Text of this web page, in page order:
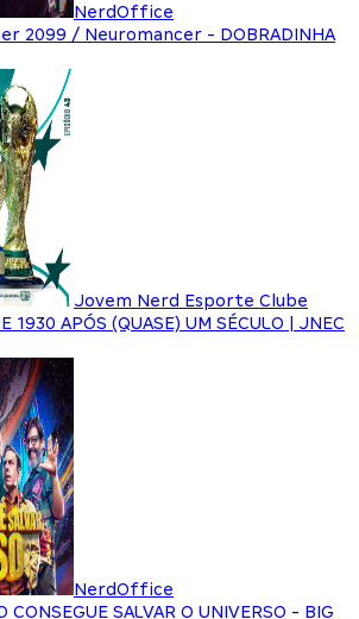
NerdOffice
2099 / Neuromancer - DOBRADINHA
Jovem Nerd Esporte Clube
1930 APÓS (QUASE) UM SÉCULO | JNEC
NerdOffice
SALVAR O UNIVERSO - BIG